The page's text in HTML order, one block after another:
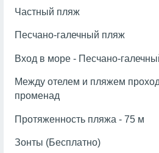
Частный пляж
Песчано-галечный пляж
Вход в море - Песчано-
Между отелем и пляжем
променад
Протяженность пляжа - 75 м
Зонты (Бесплатно)